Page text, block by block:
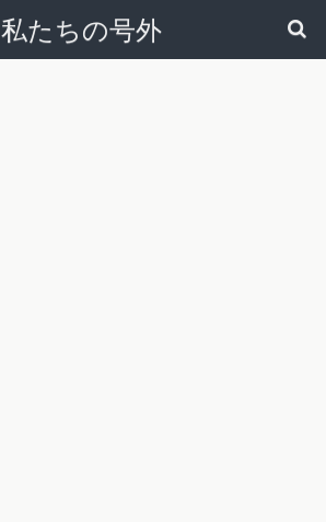
私たちの号外